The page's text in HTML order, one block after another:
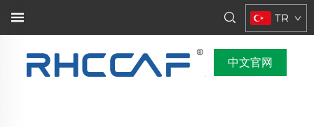
TR
中文官网